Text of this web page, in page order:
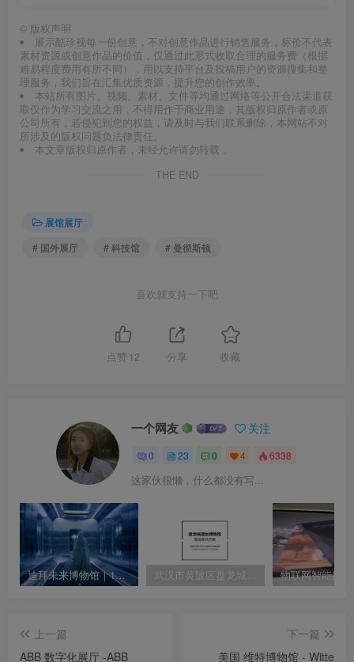
© 版权声明
展示酷珍视每一份创意，不对创意作品进行销售服务，标价不代表
素材资源或创意作品的价值，仅通过此形式收取合理的服务费（根据
难易程度费用有所不同），用以支持平台及投稿用户的资源搜集和整
理服务，我们旨在汇集优质资源，提升您的创作效率。
本站所有图片、视频、素材、文件等均通过网络等公开合法渠道获
取仅作为学习交流之用，不得用作于商业用途，其版权归原作者或原
公司所有，若侵犯到您的权益，请及时与我们联系删除，本网站不对
所涉及的版权问题负法律责任。
本文章版权归原作者，未经允许请勿转载 。
THE END
展馆展厅
# 国外展厅
# 科技馆 # 曼彻斯顿
喜欢就支持一下吧
点赞 12 分享 收藏
一个网友 关注
0 23 0 4 6338
这家伙很懒，什么都没有写...
迪拜未来博物馆｜1080P｜MP4｜39.84M 武汉市黄陂区盘龙城遗址博物馆展览陈列方案
上一篇
ABB 数字化展厅 -ABB
下一篇
美国 维特博物馆 - Witte